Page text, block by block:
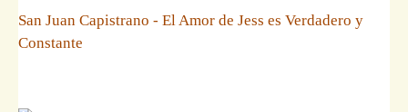
San Juan Capistrano - El Amor de Jess es Verdadero y
Constante